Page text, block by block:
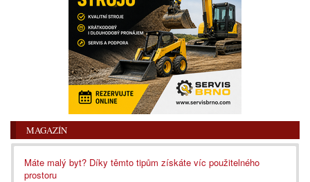
MAGAZÍN
Máte malý byt? Díky těmto tipům získáte víc použitelného
prostoru